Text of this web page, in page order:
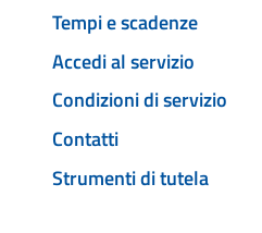
Tempi e scadenze
Accedi al servizio
Condizioni di servizio
Contatti
Strumenti di tutela